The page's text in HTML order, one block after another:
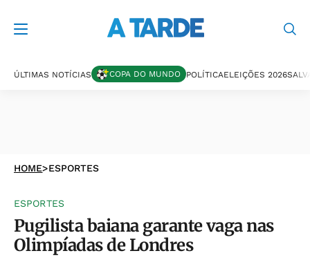
ÚLTIMAS NOTÍCIAS COPA DO MUNDO POLÍTICAELEIÇÕES 2026
HOME>ESPORTES
ESPORTES
Pugilista baiana garante vaga nas
Olimpíadas de Londres